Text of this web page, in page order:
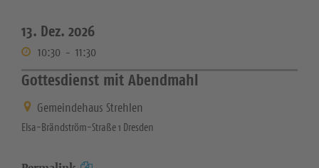
13. Dez. 2026
10:30 - 11:30
Gottesdienst mit Abendmahl
Gemeindehaus Strehlen
Elsa-Brändström-Straße 1 Dresden